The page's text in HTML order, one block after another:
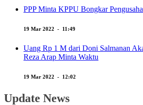
PPP Minta KPPU Bongkar
19 Mar 2022 - 11:49
Uang Rp 1 M dari Doni Salmanan
Reza Arap Minta Waktu
19 Mar 2022 - 12:02
Update News